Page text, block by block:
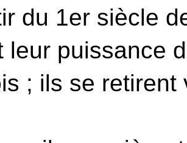
du 1er siècle
leur puissance
; ils se